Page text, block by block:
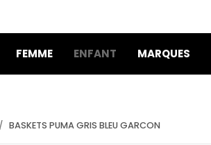
FEMME ENFANT MARQUES
BASKETS PUMA GRIS BLEU GARCON